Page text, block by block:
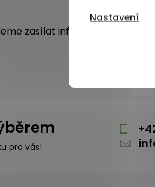
Nastavení
zasílat informace o nových
pro vás!